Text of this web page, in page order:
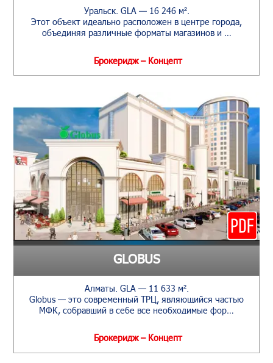
Уральск. GLA — 16 246 м².
Этот объект идеально расположен в центре города,
объединяя различные форматы магазинов и …
Брокеридж – Концепт
GLOBUS
Алматы. GLA — 11 633 м².
Globus — это современный ТРЦ, являющийся частью
МФК, собравший в себе все необходимые фор…
Брокеридж – Концепт